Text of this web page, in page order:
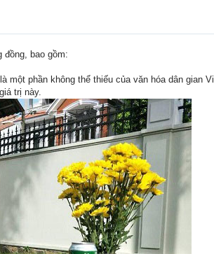
bao gồm:
một phần không thể thiếu của văn hóa dân
trị này.